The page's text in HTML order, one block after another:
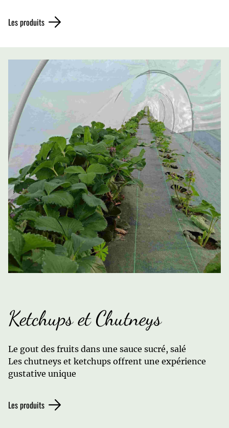
Les produits
Ketchups et Chutneys
Le gout des fruits dans une sauce sucré, salé
Les chutneys et ketchups offrent une expérience
gustative unique
Les produits